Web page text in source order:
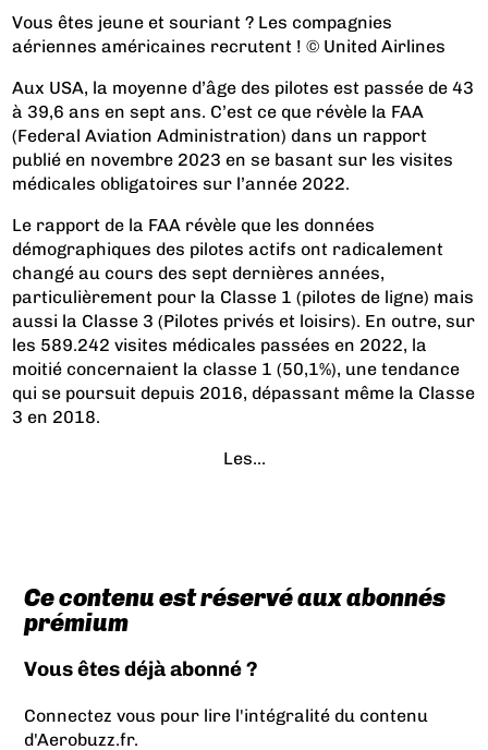
Vous êtes jeune et souriant ? Les compagnies
aériennes américaines recrutent ! © United Airlines
Aux USA, la moyenne d’âge des pilotes est passée de 43
à 39,6 ans en sept ans. C’est ce que révèle la FAA
(Federal Aviation Administration) dans un rapport
publié en novembre 2023 en se basant sur les visites
médicales obligatoires sur l’année 2022.
Le rapport de la FAA révèle que les données
démographiques des pilotes actifs ont radicalement
changé au cours des sept dernières années,
particulièrement pour la Classe 1 (pilotes de ligne) mais
aussi la Classe 3 (Pilotes privés et loisirs). En outre, sur
les 589.242 visites médicales passées en 2022, la
moitié concernaient la classe 1 (50,1%), une tendance
qui se poursuit depuis 2016, dépassant même la Classe
3 en 2018.
Les...
Ce contenu est réservé aux abonnés
prémium
Vous êtes déjà abonné ?
Connectez vous pour lire l'intégralité du contenu
d'Aerobuzz.fr.